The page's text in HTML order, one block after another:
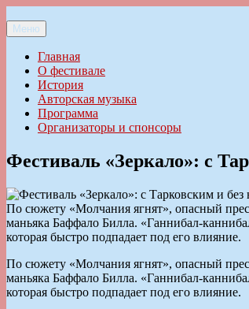
к
содержимому
Ильменский фестиваль авторской песни
Меню
Главная
О фестивале
История
Авторская музыка
Программа
Организаторы и спонсоры
Фестиваль «Зеркало»: с
По сюжету «Молчания ягнят», опасный
маньяка Баффало Билла. «Ганнибал-
которая быстро подпадает под его влияние.
По сюжету «Молчания ягнят», опасный
маньяка Баффало Билла. «Ганнибал-
которая быстро подпадает под его влияние.